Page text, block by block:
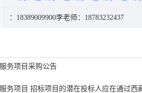
：18389009900李老师：18783232437
务项目采购公告
务项目 招标项目的潜在投标人应在通过